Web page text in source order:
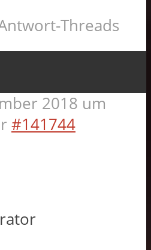
Threads
2018 um
#141744